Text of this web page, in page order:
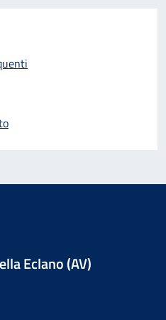
Eclano (AV)